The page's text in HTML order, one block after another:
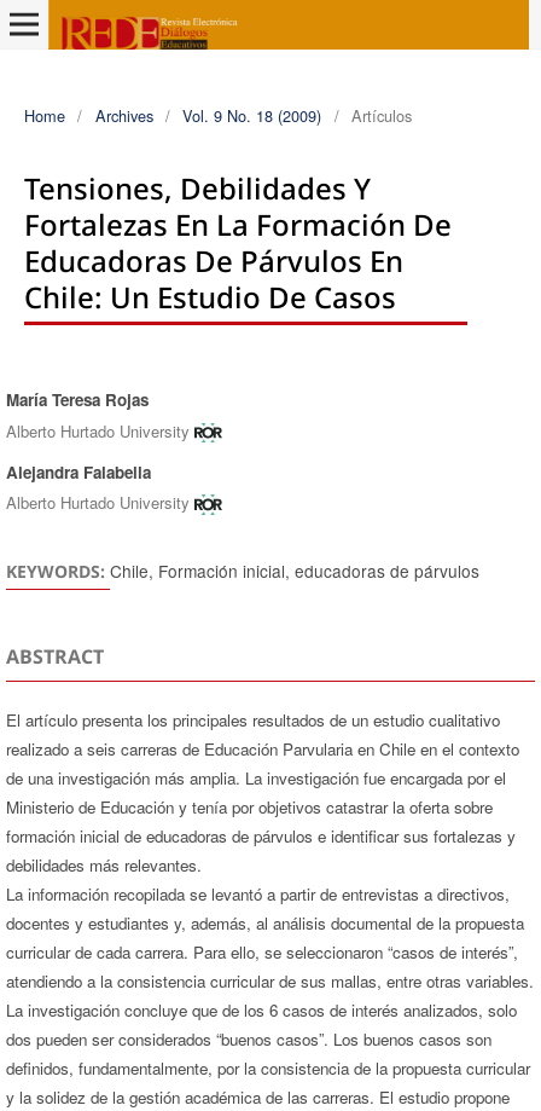
Home / Archives / Vol. 9 No. 18 (2009) / Artículos
Tensiones, Debilidades Y
Fortalezas En La Formación De
Educadoras De Párvulos En
Chile: Un Estudio De Casos
Authors
María Teresa Rojas
Alberto Hurtado University
Alejandra Falabella
Alberto Hurtado University
KEYWORDS: Chile, Formación inicial, educadoras de párvulos
ABSTRACT
El artículo presenta los principales resultados de un estudio cualitativo
realizado a seis carreras de Educación Parvularia en Chile en el contexto
de una investigación más amplia. La investigación fue encargada por el
Ministerio de Educación y tenía por objetivos catastrar la oferta sobre
formación inicial de educadoras de párvulos e identificar sus fortalezas y
debilidades más relevantes.
La información recopilada se levantó a partir de entrevistas a directivos,
docentes y estudiantes y, además, al análisis documental de la propuesta
curricular de cada carrera. Para ello, se seleccionaron “casos de interés”,
atendiendo a la consistencia curricular de sus mallas, entre otras variables.
La investigación concluye que de los 6 casos de interés analizados, solo
dos pueden ser considerados “buenos casos”. Los buenos casos son
definidos, fundamentalmente, por la consistencia de la propuesta curricular
y la solidez de la gestión académica de las carreras. El estudio propone